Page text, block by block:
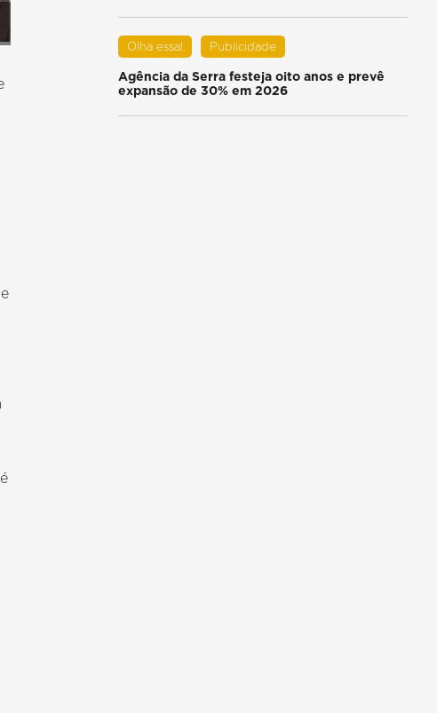
Olha essa! Publicidade
Agência da Serra festeja oito anos e prevê
expansão de 30% em 2026